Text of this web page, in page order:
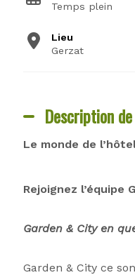
Temps plein
Lieu
Gerzat
Description
Le monde de
Rejoignez l’équipe
Garden & City en
Garden & City ce